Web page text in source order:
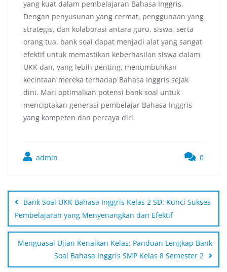
yang kuat dalam pembelajaran Bahasa Inggris.
Dengan penyusunan yang cermat, penggunaan yang
strategis, dan kolaborasi antara guru, siswa, serta
orang tua, bank soal dapat menjadi alat yang sangat
efektif untuk memastikan keberhasilan siswa dalam
UKK dan, yang lebih penting, menumbuhkan
kecintaan mereka terhadap Bahasa Inggris sejak
dini. Mari optimalkan potensi bank soal untuk
menciptakan generasi pembelajar Bahasa Inggris
yang kompeten dan percaya diri.
admin 0
Bank Soal UKK Bahasa Inggris Kelas 2 SD: Kunci Sukses
Pembelajaran yang Menyenangkan dan Efektif
Menguasai Ujian Kenaikan Kelas: Panduan Lengkap Bank
Soal Bahasa Inggris SMP Kelas 8 Semester 2